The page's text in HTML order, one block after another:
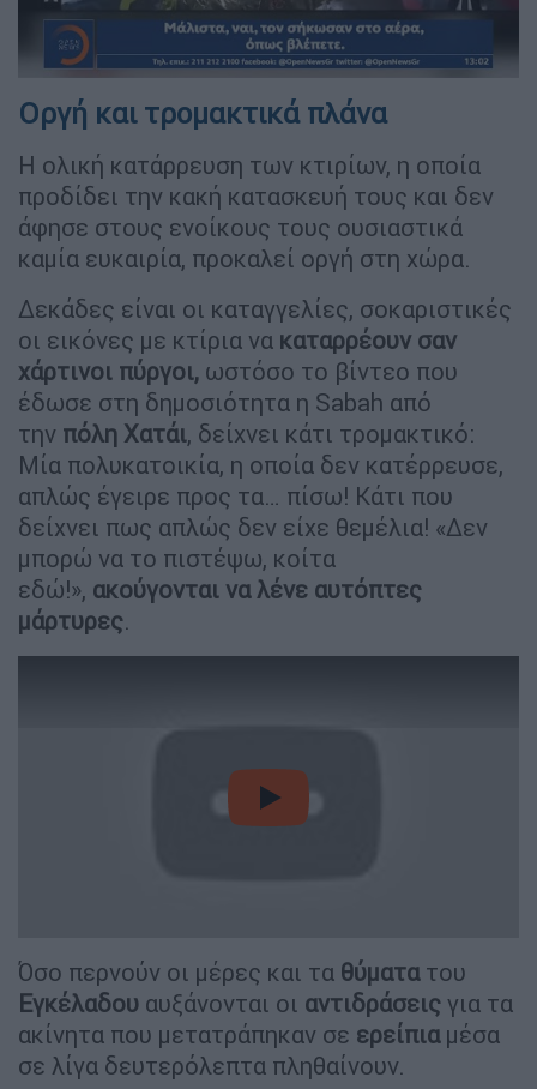
Οργή και τρομακτικά πλάνα
Η ολική κατάρρευση των κτιρίων, η οποία
προδίδει την κακή κατασκευή τους και δεν
άφησε στους ενοίκους τους ουσιαστικά
καμία ευκαιρία, προκαλεί οργή στη χώρα.
Δεκάδες είναι οι καταγγελίες, σοκαριστικές
οι εικόνες με κτίρια να καταρρέουν σαν
χάρτινοι πύργοι, ωστόσο το βίντεο που
έδωσε στη δημοσιότητα η Sabah από
την πόλη Χατάι, δείχνει κάτι τρομακτικό:
Μία πολυκατοικία, η οποία δεν κατέρρευσε,
απλώς έγειρε προς τα… πίσω! Κάτι που
δείχνει πως απλώς δεν είχε θεμέλια! «Δεν
μπορώ να το πιστέψω, κοίτα
εδώ!», ακούγονται να λένε αυτόπτες
μάρτυρες.
video
Όσο περνούν οι μέρες και τα θύματατου
Εγκέλαδου αυξάνονται οι αντιδράσεις για τα
ακίνητα που μετατράπηκαν σε ερείπιαμέσα
σε λίγα δευτερόλεπτα πληθαίνουν.